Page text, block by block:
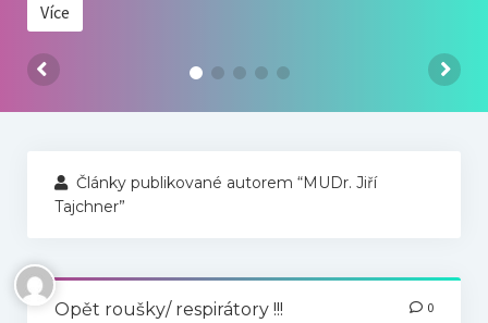
Ordinační hodiny
Náš tým
Odkazy
Více
Články publikované autorem “MUDr. Jiří
Tajchner”
Opět roušky/ respirátory !!! 0